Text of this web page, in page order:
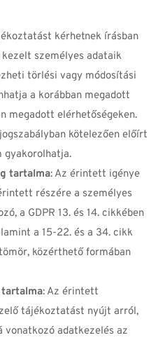
kérhetnek írásban
személyes adataik
törlési vagy módosítási
a korábban megadott
megadott elérhetőségeken.
kötelezően előírt
gyakorolhatja.
tartalma: Az érintett igénye
részére a személyes
a GDPR 13. és 14. cikkében
a 15-22. és a 34. cikk
közérthető formában
: Az érintett
tájékoztatást nyújt arról,
vonatkozó adatkezelés az